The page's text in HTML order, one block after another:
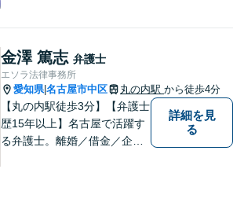
っては分割払いにも対応させ
ていただいております【地下
鉄鶴舞線丸の内駅より徒歩５
分】
金澤 篤志 弁護士
エソラ法律事務所
愛知県|名古屋市中区 丸の内駅 から徒歩4分
【丸の内駅徒歩3分】【弁護士
歴15年以上】名古屋で活躍す
る弁護士。離婚／借金／企業
詳細を見
る